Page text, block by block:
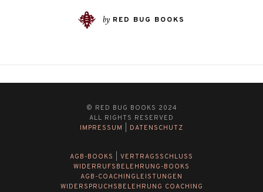
by RED BUG BOOKS
© RED BUG BOOKS 2024
ALL RIGHTS RESERVED
IMPRESSUM
DATENSCHUTZ
AGB-BOOKS
VERTRAGSSCHLUSS
WIDERRUFSBELEHRUNG-BOOKS
AGB-COACHINGLEISTUNGEN
WIDERSPRUCHSBELEHRUNG COACHING